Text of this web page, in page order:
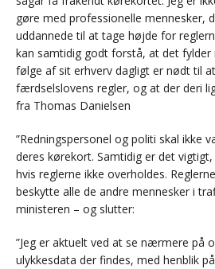
gøre med professionelle mennesker,
uddannede til at tage højde for
kan samtidig godt forstå, at det
følge af sit erhverv dagligt er nødt til
færdselslovens regler, og at der deri
fra Thomas Danielsen
”Redningspersonel og politi skal ikke
deres kørekort. Samtidig er det
hvis reglerne ikke overholdes.
beskytte alle de andre mennesker i
ministeren – og slutter:
”Jeg er aktuelt ved at se nærmere på
ulykkesdata der findes, med henblik